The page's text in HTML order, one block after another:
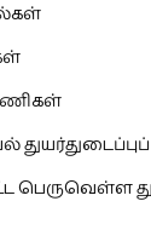
பெருவெள்ள